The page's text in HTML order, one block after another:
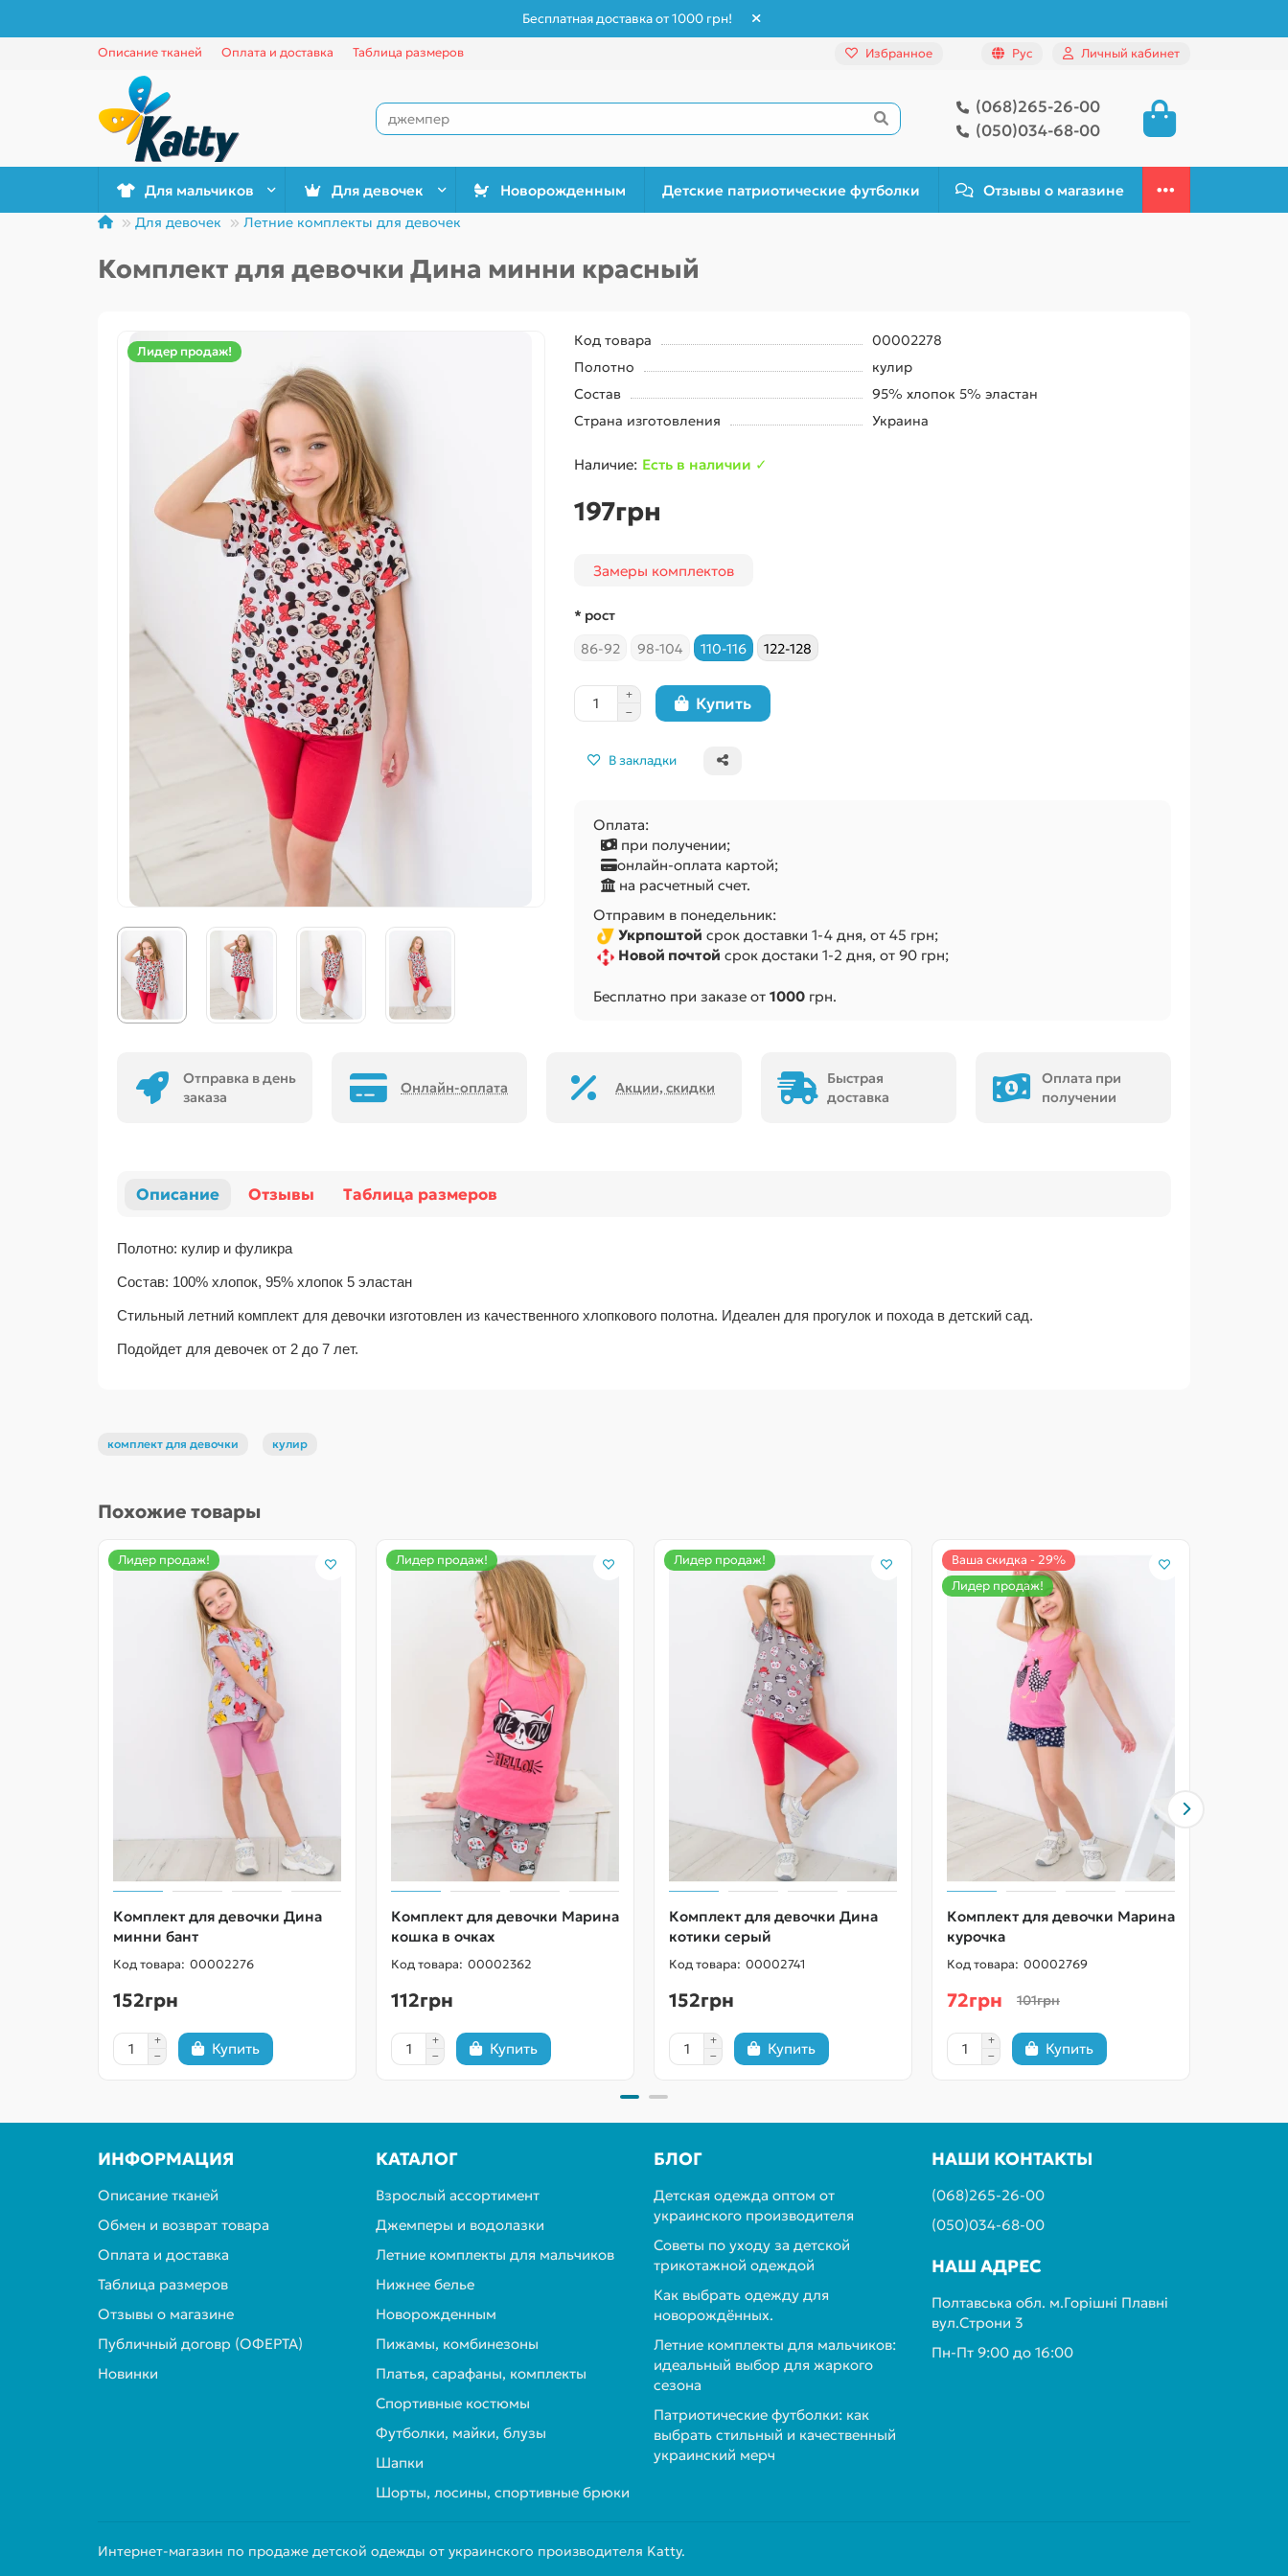
Бесплатная доставка от 1000 грн!
Описание тканей Оплата и доставка Таблица размеров Избранное Рус Личный кабинет
(068)265-26-00
(050)034-68-00
Для мальчиков Для девочек Новорожденным Детские патриотические футболки Отзывы о магазине
Для девочек Летние комплекты для девочек
Комплект для девочки Дина минни красный
Лидер продаж!
Код товара
00002278
Полотно
кулир
Состав
95% хлопок 5% эластан
Страна изготовления
Украина
Есть в наличии ✓
197грн
Замеры комплектов
* рост
86-92
98-104 110-116 122-128
Купить
В закладки
Оплата:
при получении;
онлайн-оплата картой;
на расчетный счет.
Отправим в понедельник:
Укрпоштой срок доставки 1-4 дня, от 45 грн;
Новой почтой срок достаки 1-2 дня, от 90 грн;
Бесплатно при заказе от 1000грн.
Отправка в день
заказа
Онлайн-оплата Акции, скидки
Быстрая
доставка
Оплата при
получении
Описание Отзывы Таблица размеров
Полотно: кулир и фуликра
Состав: 100% хлопок, 95% хлопок 5 эластан
Стильный летний комплект для девочки изготовлен из качественного хлопкового полотна. Идеален для прогулок и похода в детский сад.
Подойдет для девочек от 2 до 7 лет.
комплект для девочки кулир
Похожие товары
Лидер продаж!
Комплект для девочки Дина
минни бант
00002276
152грн
Купить
Лидер продаж!
Комплект для девочки Марина
кошка в очках
00002362
112грн
Купить
Лидер продаж!
Комплект для девочки Дина
котики серый
00002741
152грн
Купить
Ваша скидка - 29%
Лидер продаж!
Комплект для девочки Марина
курочка
00002769
72грн 101грн
Купить
ИНФОРМАЦИЯ
Описание тканей
Обмен и возврат товара
Оплата и доставка
Таблица размеров
Отзывы о магазине
Публичный договр (ОФЕРТА)
Новинки
КАТАЛОГ
Взрослый ассортимент
Джемперы и водолазки
Летние комплекты для мальчиков
Нижнее белье
Новорожденным
Пижамы, комбинезоны
Платья, сарафаны, комплекты
Спортивные костюмы
Футболки, майки, блузы
Шапки
Шорты, лосины, спортивные брюки
БЛОГ
Детская одежда оптом от
украинского производителя
Советы по уходу за детской
трикотажной одеждой
Как выбрать одежду для
новорождённых.
Летние комплекты для мальчиков:
идеальный выбор для жаркого
сезона
Патриотические футболки: как
выбрать стильный и качественный
украинский мерч
НАШИ КОНТАКТЫ
(068)265-26-00
(050)034-68-00
НАШ АДРЕС
Полтавська обл. м.Горішні Плавні
вул.Строни 3
Пн-Пт 9:00 до 16:00
Интернет-магазин по продаже детской одежды от украинского производителя Katty.